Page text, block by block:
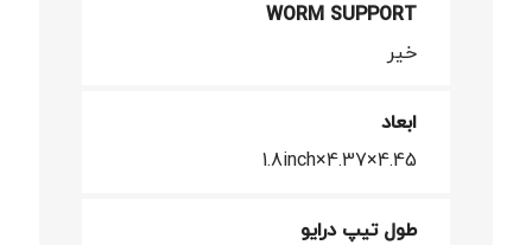
WORM SUPPORT
خیر
ابعاد
4.45×4.37×1.8inch
طول تیپ درایو